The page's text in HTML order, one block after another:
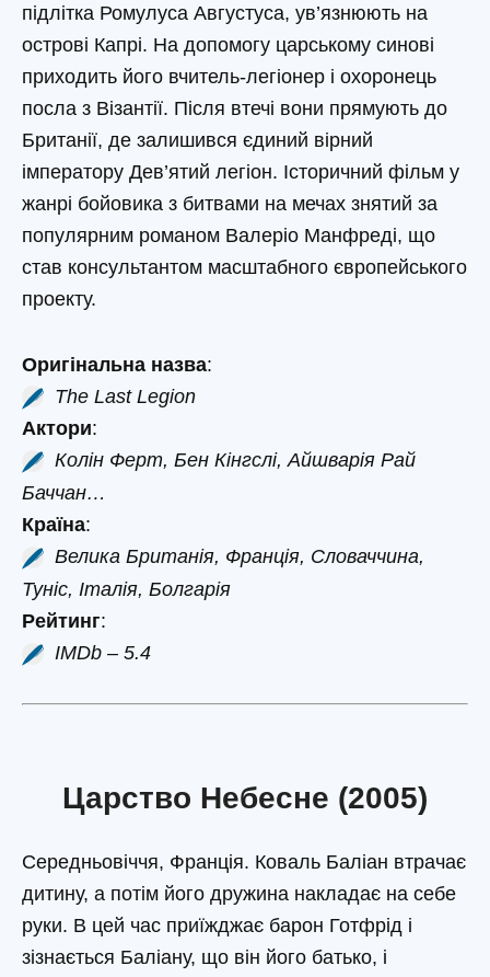
підлітка Ромулуса Августуса, ув’язнюють на
острові Капрі. На допомогу царському синові
приходить його вчитель-легіонер і охоронець
посла з Візантії. Після втечі вони прямують до
Британії, де залишився єдиний вірний
імператору Дев’ятий легіон. Історичний фільм у
жанрі бойовика з битвами на мечах знятий за
популярним романом Валеріо Манфреді, що
став консультантом масштабного європейського
проекту.
Оригінальна назва:
The Last Legion
Актори:
Колін Ферт, Бен Кінгслі, Айшварія Рай
Баччан…
Країна:
Велика Британія, Франція, Словаччина,
Туніс, Італія, Болгарія
Рейтинг:
IMDb – 5.4
Царство Небесне (2005)
Середньовіччя, Франція. Коваль Баліан втрачає
дитину, а потім його дружина накладає на себе
руки. В цей час приїжджає барон Готфрід і
зізнається Баліану, що він його батько, і